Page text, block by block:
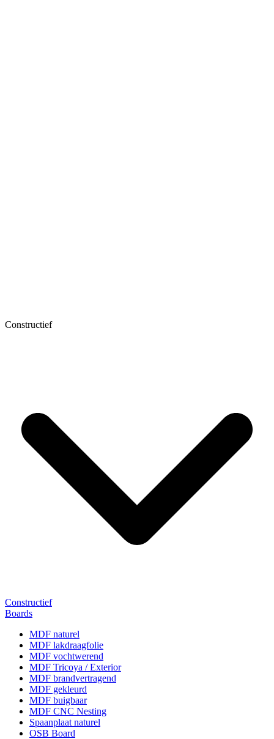
Constructief
Constructief
Boards
MDF naturel
MDF lakdraagfolie
MDF vochtwerend
MDF Tricoya / Exterior
MDF brandvertragend
MDF gekleurd
MDF buigbaar
MDF CNC Nesting
Spaanplaat naturel
OSB Board